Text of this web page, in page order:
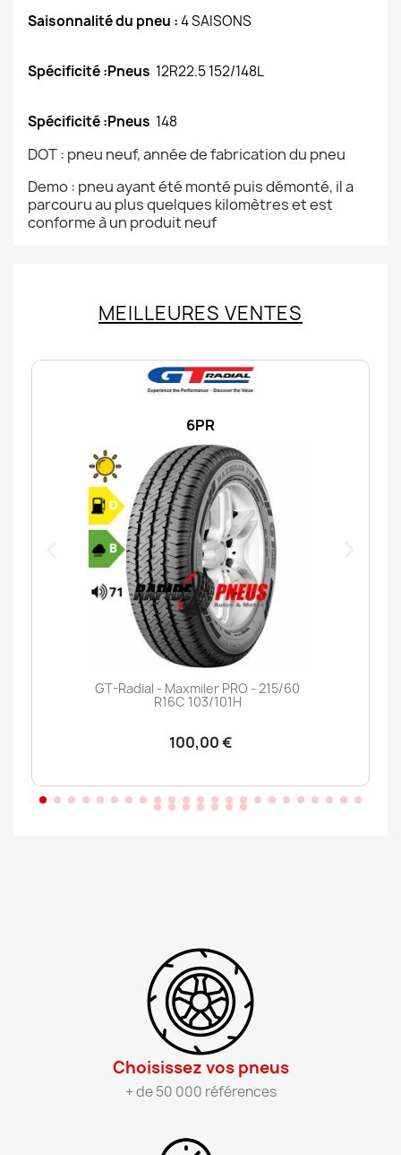
Saisonnalité du pneu :4 SAISONS
Spécificité :Pneus 12R22.5 152/148L
Spécificité :Pneus 148
DOT : pneu neuf, année de fabrication du pneu
Demo : pneu ayant été monté puis démonté, il a
parcouru au plus quelques kilomètres et est
conforme à un produit neuf
MEILLEURES VENTES
6PR
GT-Radial - Maxmiler PRO - 215/60
R16C 103/101H
100,00 €
Choisissez vos pneus​
+ de 50 000 références